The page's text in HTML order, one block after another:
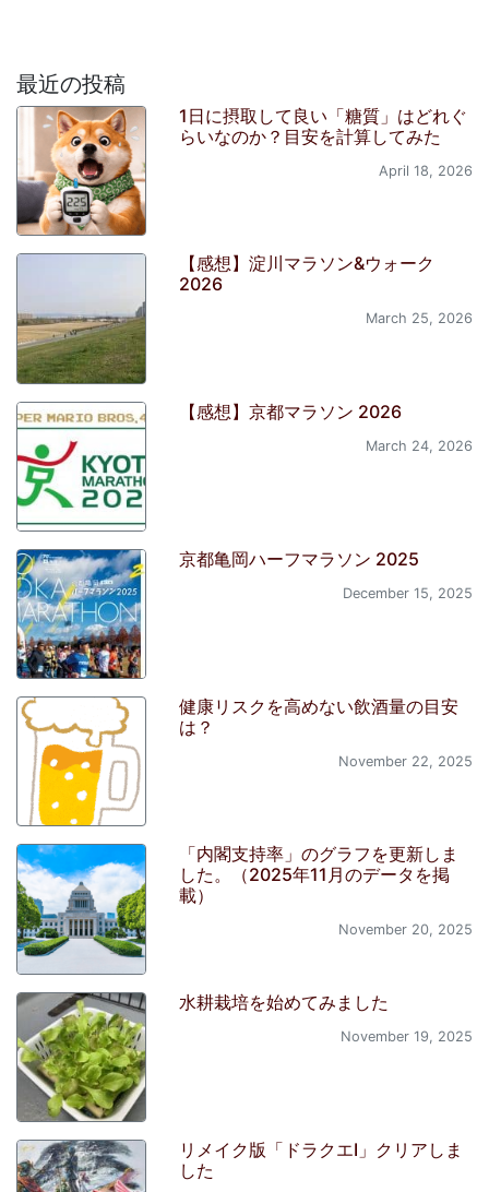
最近の投稿
1日に摂取して良い「糖質」はどれぐ
らいなのか？目安を計算してみた
April 18, 2026
【感想】淀川マラソン&ウォーク
2026
March 25, 2026
【感想】京都マラソン 2026
March 24, 2026
京都亀岡ハーフマラソン 2025
December 15, 2025
健康リスクを高めない飲酒量の目安
は？
November 22, 2025
「内閣支持率」のグラフを更新しま
した。（2025年11月のデータを掲
載）
November 20, 2025
水耕栽培を始めてみました
November 19, 2025
リメイク版「ドラクエI」クリアしま
した